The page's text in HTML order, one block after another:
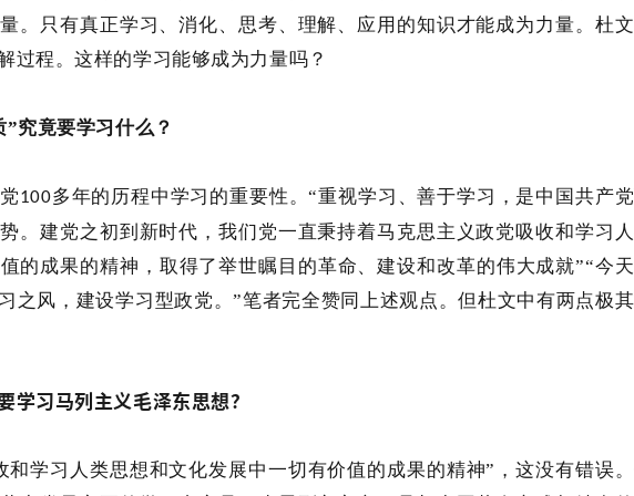
。只有真正学习、消化、思考、理解、应用的知识才能成为力量。杜
过程。这样的学习能够成为力量吗？
究竟要学习什么？
100多年的历程中学习的重要性。“重视学习、善于学习，是中国共产
。建党之初到新时代，我们党一直秉持着马克思主义政党吸收和学习
的成果的精神，取得了举世瞩目的革命、建设和改革的伟大成就”“今
之风，建设学习型政党。”笔者完全赞同上述观点。但杜文中有两点极
学习马列主义毛泽东思想？
和学习人类思想和文化发展中一切有价值的成果的精神”，这没有错误